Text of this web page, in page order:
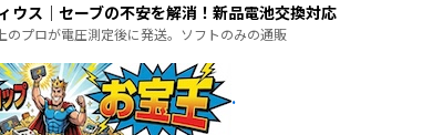
ウス｜セーブの不安を解消！新品電池交換対応
プロが電圧測定後に発送。ソフトのみの通販
.